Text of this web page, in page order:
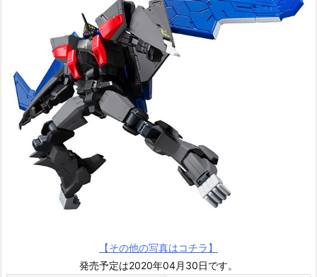
【その他の写真はコチラ】
発売予定は2020年04月30日です。